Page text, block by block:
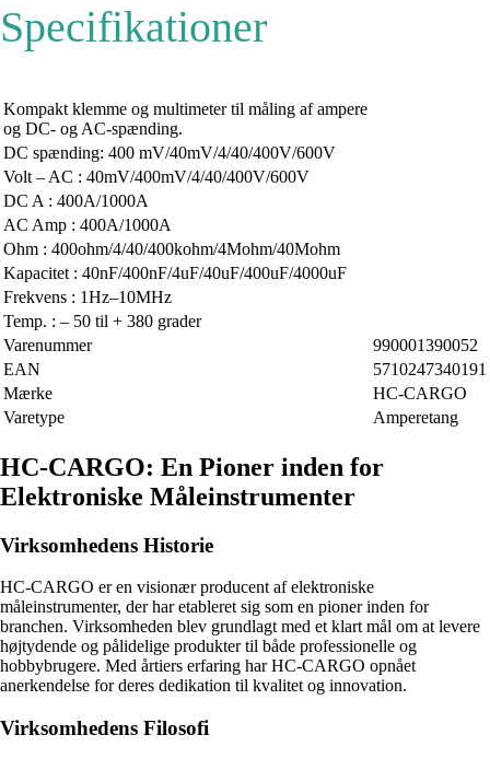
Specifikationer
Kompakt klemme og multimeter til måling af ampere
og DC- og AC-spænding.
DC spænding: 400 mV/40mV/4/40/400V/600V
Volt – AC : 40mV/400mV/4/40/400V/600V
DC A : 400A/1000A
AC Amp : 400A/1000A
Ohm : 400ohm/4/40/400kohm/4Mohm/40Mohm
Kapacitet : 40nF/400nF/4uF/40uF/400uF/4000uF
Frekvens : 1Hz–10MHz
Temp. : – 50 til + 380 grader
Varenummer
990001390052
EAN
5710247340191
Mærke
HC-CARGO
Varetype
Amperetang
HC-CARGO: En Pioner inden for
Elektroniske Måleinstrumenter
Virksomhedens Historie
HC-CARGO er en visionær producent af elektroniske
måleinstrumenter, der har etableret sig som en pioner inden for
branchen. Virksomheden blev grundlagt med et klart mål om at levere
højtydende og pålidelige produkter til både professionelle og
hobbybrugere. Med årtiers erfaring har HC-CARGO opnået
anerkendelse for deres dedikation til kvalitet og innovation.
Virksomhedens Filosofi